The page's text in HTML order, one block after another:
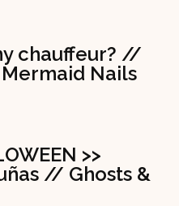
chauffeur? //
Nails
>>
// Ghosts &